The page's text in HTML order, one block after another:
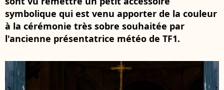
symbolique qui est venu apporter de la couleur
à la cérémonie très sobre souhaitée par
l'ancienne présentatrice météo de TF1.